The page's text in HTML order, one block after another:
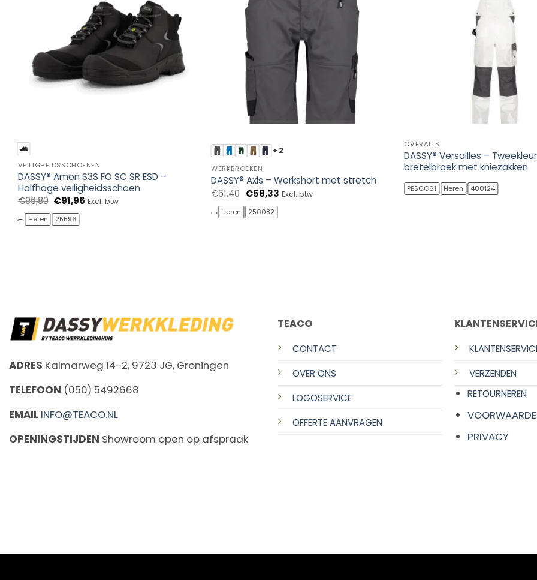
VEILIGHEIDSSCHOENEN
DASSY® Amon S3S FO SC SR ESD –
Halfhoge veiligheidsschoen
€96,80 Oorspronkelijke
was:
€96,80.
€91,96 Huidige
Excl. btw
Heren 25596
+2
WERKBROEKEN
DASSY® Axis – Werkshort met stretch
€61,40 Oorspronkelijke
was:
€61,40.
€58,33Huidige
Excl. btw
Heren 250082
OVERALLS
DASSY® Versailles –
bretelbroek met kniezakken
PESCO61 Heren 400124
ADRES Kalmarweg 14-2, 9723 JG, Groningen
TELEFOON (050) 5492668
EMAIL INFO@TEACO.NL
OPENINGSTIJDEN Showroom open op afspraak
TEACO
CONTACT
OVER ONS
LOGOSERVICE
OFFERTE AANVRAGEN
VERZENDEN
RETOURNEREN
PRIVACY